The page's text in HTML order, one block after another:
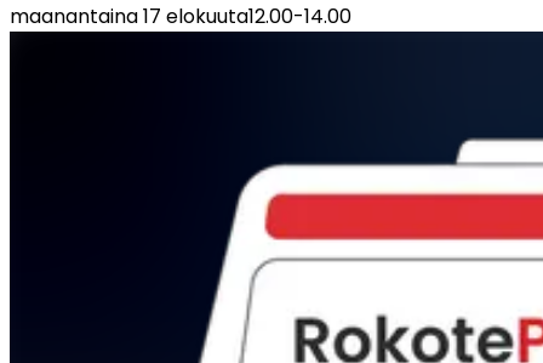
maanantaina 17 elokuuta12.00-14.00